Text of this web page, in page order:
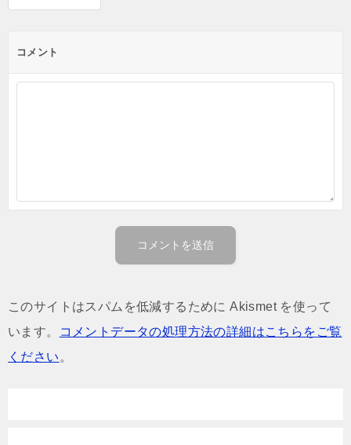
コメント
このサイトはスパムを低減するために Akismet を使って
います。
コメントデータの処理方法の詳細はこちらをご覧
ください 。